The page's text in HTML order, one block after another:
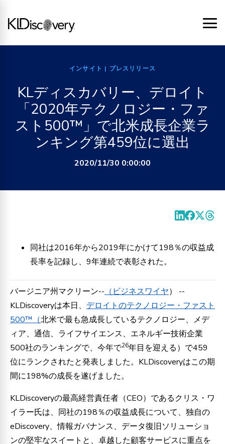
インサイト | プレスリリース
KLディスカバリー、デロイト
「2020年テクノロジー・ファ
スト500™」で北米成長企業ラ
ンキング第459位に選出
2020/11/30 0:00:00
同社は2016年から2019年にかけて198％の収益成
長率を記録し、9年連続で表彰された。
バージニア州マクリーン-- （ビジネスワイヤ） --
KLDiscoveryは本日、 デロイトのテクノロジー・ファスト
500™（北米で最も急成長しているテクノロジー、メデ
ィア、通信、ライフサイエンス、エネルギー技術企業
500社のランキングで、今年で26年目を迎える）で459
位にランクされたと発表しました。KLDiscoveryはこの期
間に198%の成長を遂げました。
KLDiscoveryの最高経営責任者（CEO）であるクリス・ワ
イラー氏は、同社の198％の収益成長について、独自の
eDiscovery、情報ガバナンス、データ復旧ソリューショ
ンの堅牢なスイートと、卓越した顧客サービスに重点を